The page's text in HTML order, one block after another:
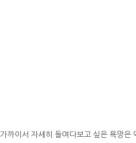
까이서 자세히 들여다보고 싶은 욕망은